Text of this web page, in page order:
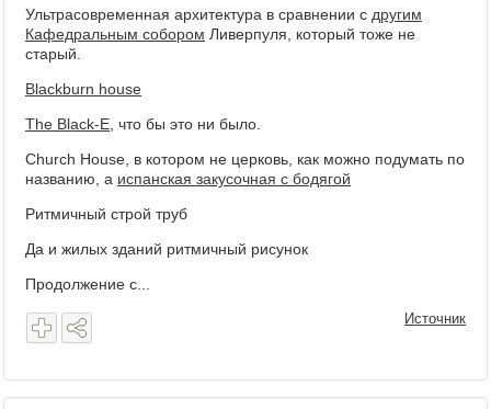
Ультрасовременная архитектура в сравнении с другим
Кафедральным собором Ливерпуля, который тоже не
старый.
Blackburn house
The Black-E , что бы это ни было.
Church House, в котором не церковь, как можно подумать по
названию, а испанская закусочная с бодягой
Ритмичный строй труб
Да и жилых зданий ритмичный рисунок
Продолжение с...
Источник